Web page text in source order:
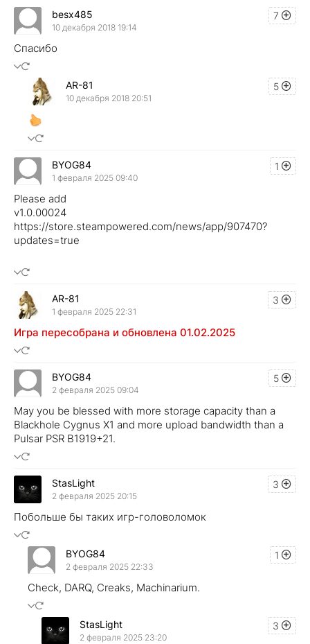
7
besx485
10 декабря 2018 19:14
Спасибо
5
AR-81
10 декабря 2018 20:51
1
BYOG84
1 февраля 2025 09:40
Please add
v1.0.00024
https://store.steampowered.com/news/app/907470?
updates=true
3
AR-81
1 февраля 2025 22:31
Игра пересобрана и обновлена 01.02.2025
5
BYOG84
2 февраля 2025 09:04
May you be blessed with more storage capacity than a
Blackhole Cygnus X1 and more upload bandwidth than a
Pulsar PSR B1919+21.
3
StasLight
2 февраля 2025 20:15
Побольше бы таких игр-головоломок
1
BYOG84
2 февраля 2025 22:33
Check, DARQ, Creaks, Machinarium.
3
StasLight
2 февраля 2025 23:20